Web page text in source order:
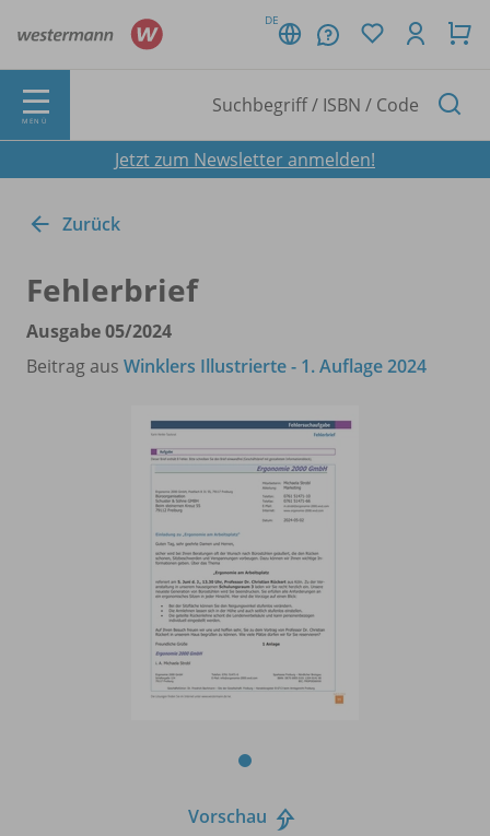
DE
MENÜ
Jetzt zum Newsletter anmelden!
Zurück
Fehlerbrief
Ausgabe 05/2024
Beitrag aus Winklers Illustrierte - 1. Auflage 2024
Vorschau